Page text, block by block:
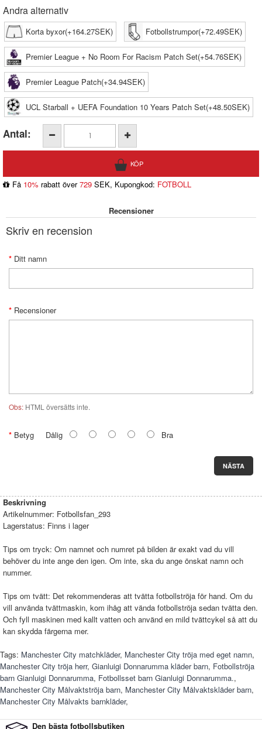
Andra alternativ
Korta byxor(+164.27SEK) Fotbollstrumpor(+72.49SEK)
Premier League + No Room For Racism Patch Set(+54.76SEK)
Premier League Patch(+34.94SEK)
UCL Starball + UEFA Foundation 10 Years Patch Set(+48.50SEK)
Antal:
Få 10% rabatt över729 SEK, Kupongkod: FOTBOLL
Recensioner
Skriv en recension
Ditt namn
Recensioner
Obs: HTML översätts inte.
Betyg Dålig Bra
NÄSTA
Beskrivning
Artikelnummer: Fotbollsfan_293
Lagerstatus: Finns i lager
Tips om tryck: Om namnet och numret på bilden är exakt vad du vill
behöver du inte ange den igen. Om inte, ska du ange önskat namn och
nummer.
Tips om tvätt: Det rekommenderas att tvätta fotbollströja för hand. Om du
vill använda tvättmaskin, kom ihåg att vända fotbollströja sedan tvätta den.
Och fyll maskinen med kallt vatten och använd en mild tvättcykel så att du
kan skydda färgerna mer.
Tags: Manchester City matchkläder, Manchester City tröja med eget namn,
Manchester City tröja herr, Gianluigi Donnarumma kläder barn, Fotbollströja
barn Gianluigi Donnarumma, Fotbollsset barn Gianluigi Donnarumma.,
Manchester City Målvaktströja barn, Manchester City Målvaktskläder barn,
Manchester City Målvakts barnkläder,
Den bästa fotbollsbutiken